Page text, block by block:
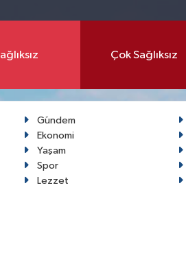
Çok Sağlıksız
Gündem
Ekonomi
Yaşam
Spor
Lezzet